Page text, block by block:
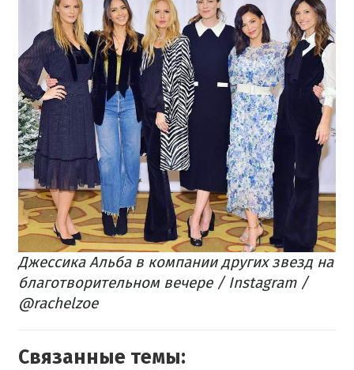
Джессика Альба в компании других звезд на
благотворительном вечере / Instagram /
@rachelzoe
Связанные темы: